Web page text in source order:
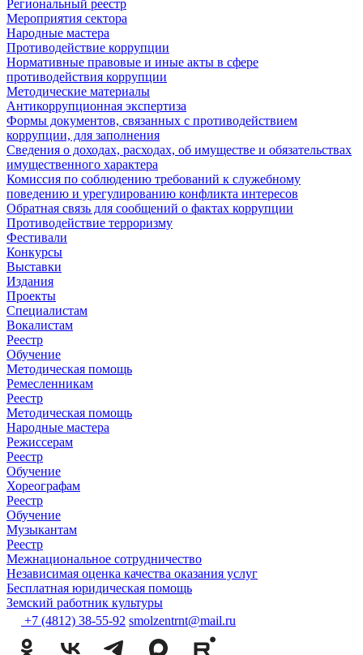
Региональный реестр
Мероприятия сектора
Народные мастера
Противодействие коррупции
Нормативные правовые и иные акты в сфере
противодействия коррупции
Методические материалы
Антикоррупционная экспертиза
Формы документов, связанных с противодействием
коррупции, для заполнения
Сведения о доходах, расходах, об имуществе и обязательствах
имущественного характера
Комиссия по соблюдению требований к служебному
поведению и урегулированию конфликта интересов
Обратная связь для сообщений о фактах коррупции
Противодействие терроризму
Фестивали
Конкурсы
Выставки
Издания
Проекты
Специалистам
Вокалистам
Реестр
Обучение
Методическая помощь
Ремесленникам
Реестр
Методическая помощь
Народные мастера
Режиссерам
Реестр
Обучение
Хореографам
Реестр
Обучение
Музыкантам
Реестр
Межнациональное сотрудничество
Независимая оценка качества оказания услуг
Бесплатная юридическая помощь
Земский работник культуры
+7 (4812) 38-55-92 smolzentrnt@mail.ru